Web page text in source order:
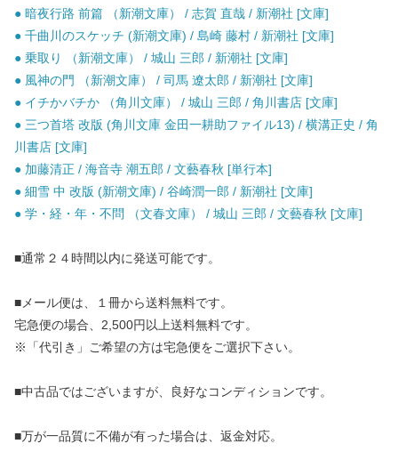
● 暗夜行路 前篇 （新潮文庫） / 志賀 直哉 / 新潮社 [文庫]
● 千曲川のスケッチ (新潮文庫) / 島崎 藤村 / 新潮社 [文庫]
● 乗取り （新潮文庫） / 城山 三郎 / 新潮社 [文庫]
● 風神の門 （新潮文庫） / 司馬 遼太郎 / 新潮社 [文庫]
● イチかバチか （角川文庫） / 城山 三郎 / 角川書店 [文庫]
● 三つ首塔 改版 (角川文庫 金田一耕助ファイル13) / 横溝正史 / 角
川書店 [文庫]
● 加藤清正 / 海音寺 潮五郎 / 文藝春秋 [単行本]
● 細雪 中 改版 (新潮文庫) / 谷崎潤一郎 / 新潮社 [文庫]
● 学・経・年・不問 （文春文庫） / 城山 三郎 / 文藝春秋 [文庫]
■通常２４時間以内に発送可能です。
■メール便は、１冊から送料無料です。
宅急便の場合、2,500円以上送料無料です。
※「代引き」ご希望の方は宅急便をご選択下さい。
■中古品ではございますが、良好なコンディションです。
■万が一品質に不備が有った場合は、返金対応。